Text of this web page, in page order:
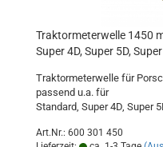
Traktormeterwelle 1450
Super 4D, Super 5D,
Traktormeterwelle für
passend u.a. für
Standard, Super 4D, Super
Art.Nr.: 600 301 450